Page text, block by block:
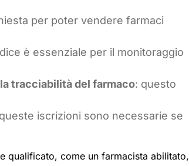
per poter vendere farmaci
è essenziale per il monitoraggio
tracciabilità del farmaco: questo
iscrizioni sono necessarie se
qualificato, come un farmacista abilitato,